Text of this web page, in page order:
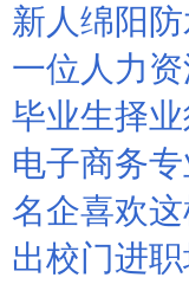
新人绵阳
一位人力
毕业生择
电子商务
名企喜欢
出校门进